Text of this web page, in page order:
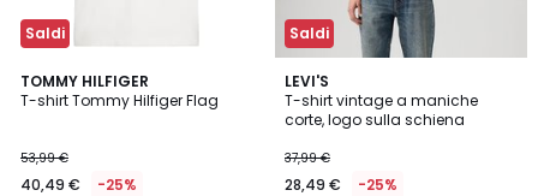
Saldi
TOMMY HILFIGER
T-shirt Tommy Hilfiger Flag
53,99 €
40,49 € -25%
4,6
/ 5
2
Colori
Saldi
LEVI'S
T-shirt vintage a maniche
corte, logo sulla schiena
37,99 €
28,49 € -25%